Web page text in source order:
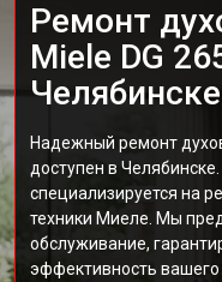
Ремонт
Miele DG
Челябинске
Надежный ремонт
доступен в
специализируется на
техники Миеле. Мы
обслуживание,
эффективность